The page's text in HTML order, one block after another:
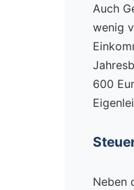
Auch
wenig
600
Neben